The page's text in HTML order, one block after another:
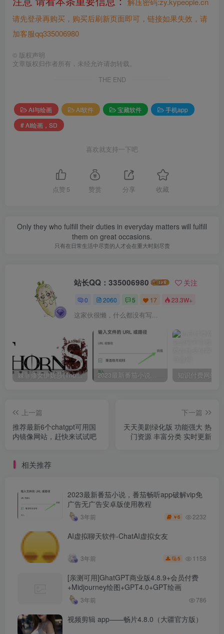
请先登录再购买，购买后刷新页面即可，链接如果失效，请
加客服qq335006980
© 版权声明
文章版权归作者所有，未经允许请勿转载。
THE END
AI与绘画 AI软件 宝藏软件
手机app
# AI绘画，SD
喜欢就支持一下吧
点赞 5 赞赏 分享 收藏
Only they who fulfill their duties in everyday matters will fulfill
them on great occasions.
只有在日常生活中尽责的人才会在重大时刻尽责
站长QQ：335006980 关注
0 2060 5 17 23.3W+
这家伙很懒，什么都没有写...
棘罪修女伊妮莎(ThornSin) ver0.11 官方中文版 ACT游戏&神作 2.1G 2023最新番茄小说，番茄畅听app破解vip免广告无广告安卓版使用教程
上一篇
推荐最新6个chatgpt可用国
内镜像网站，赶快来试试吧
下一篇
天天美剧绿化版 功能强大 热
门资源 丰富分类 实时更新
相关推荐
2023最新番茄小说，番茄畅听app破解vip免
广告无广告安卓版使用教程
3年前 ￥6 2232
AI虚拟聊天软件-ChatAI虚拟女友
3年前 5 1158
[亲测可用]GhatGPT商业版4.8.9+会员付费
+Midjourney绘图+GPT4.0+GPT绘画
3年前 786
视频剪辑 app——畅片4.8.0（大疆官方版）